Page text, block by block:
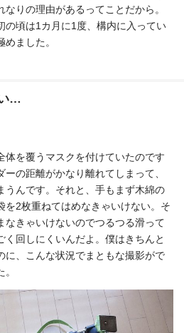
りの理由があるってことだから。
の頃は1カ月に1度、構内に入ってい
ました。
…
体を覆うマスクを付けていたのです
の距離がかなり離れてしまって、
うんです。それと、手もまず木綿の
を2枚重ねてはめなきゃいけない。そ
なきゃいけないのでつるつる滑って
く回しにくいんだよ。僕はきちんと
に、こんな状況でまともな撮影がで